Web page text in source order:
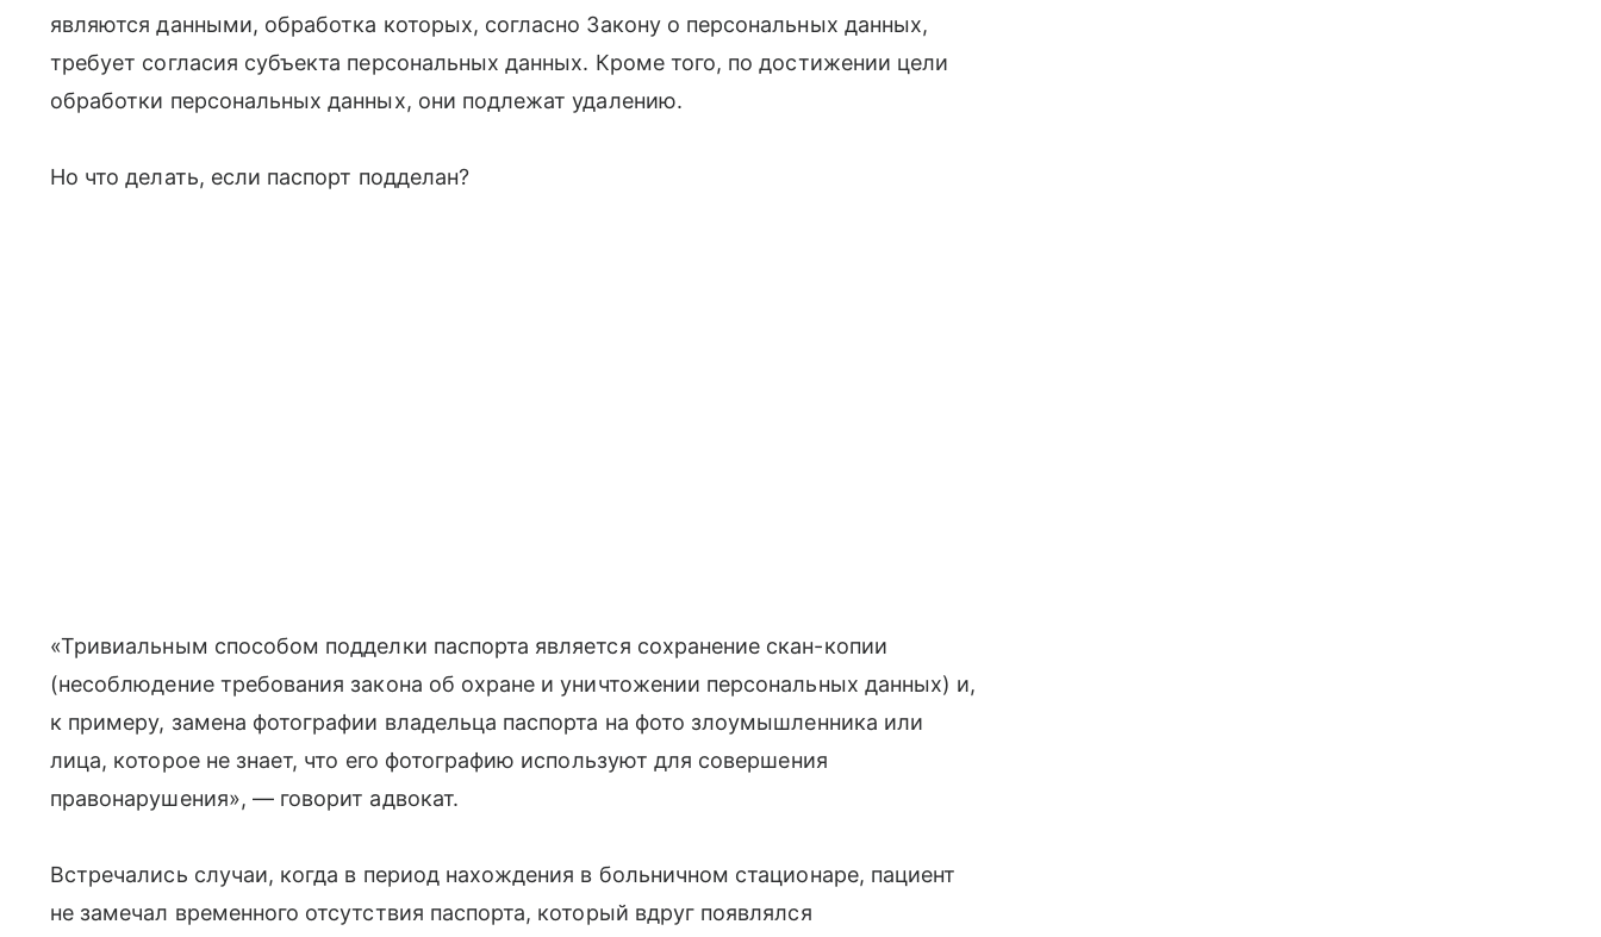
являются данными, обработка которых, согласно Закону о персональных данных,
требует согласия субъекта персональных данных. Кроме того, по достижении цели
обработки персональных данных, они подлежат удалению.
Но что делать, если паспорт подделан?
«Тривиальным способом подделки паспорта является сохранение скан-копии
(несоблюдение требования закона об охране и уничтожении персональных данных) и,
к примеру, замена фотографии владельца паспорта на фото злоумышленника или
лица, которое не знает, что его фотографию используют для совершения
правонарушения», — говорит адвокат.
Встречались случаи, когда в период нахождения в больничном стационаре, пациент
не замечал временного отсутствия паспорта, который вдруг появлялся